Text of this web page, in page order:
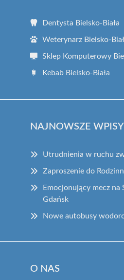
Dentysta Bielsko-Biała
Weterynarz Bielsko-
Sklep Komputerowy
Kebab Bielsko-Biała
NAJNOWSZE WPISY
Utrudnienia w ruchu
Zaproszenie do
Emocjonujący mecz
Gdańsk
Nowe autobusy
O NAS